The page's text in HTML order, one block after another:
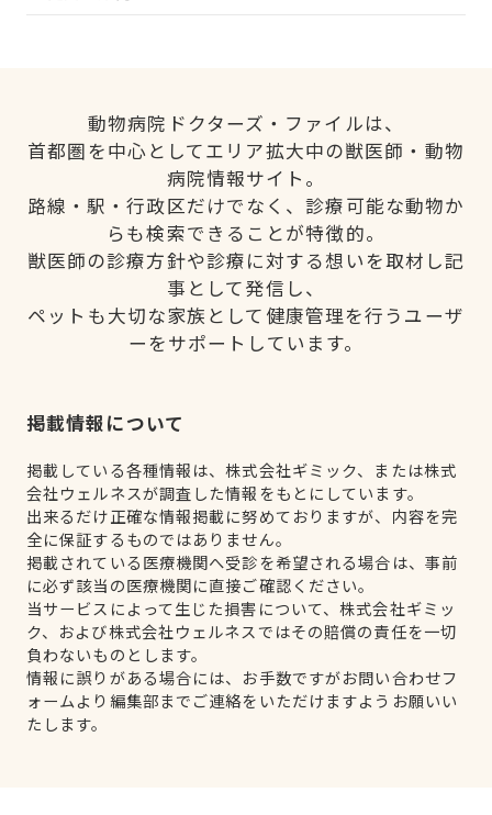
動物病院ドクターズ・ファイルは、
首都圏を中心としてエリア拡大中の獣医師・動物
病院情報サイト。
路線・駅・行政区だけでなく、診療可能な動物か
らも検索できることが特徴的。
獣医師の診療方針や診療に対する想いを取材し記
事として発信し、
ペットも大切な家族として健康管理を行うユーザ
ーをサポートしています。
掲載情報について
掲載している各種情報は、株式会社ギミック、または株式
会社ウェルネスが調査した情報をもとにしています。
出来るだけ正確な情報掲載に努めておりますが、内容を完
全に保証するものではありません。
掲載されている医療機関へ受診を希望される場合は、事前
に必ず該当の医療機関に直接ご確認ください。
当サービスによって生じた損害について、株式会社ギミッ
ク、および株式会社ウェルネスではその賠償の責任を一切
負わないものとします。
情報に誤りがある場合には、お手数ですがお問い合わせフ
ォームより編集部までご連絡をいただけますようお願いい
たします。